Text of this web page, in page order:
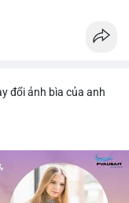
điểm hòa vốn.
#lenhmuasol
đổi ảnh bìa của anh